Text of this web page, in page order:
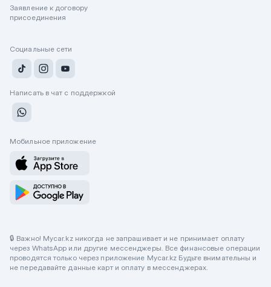
Заявление к договору
присоединения
Социальные сети
Написать в чат с поддержкой
Мобильное приложение
🔒 Важно! Mycar.kz никогда не запрашивает и не принимает оплату
через WhatsApp или другие мессенджеры. Все финансовые операции
проводятся только через приложение Mycar.kz Будьте внимательны и
не передавайте данные карт и оплату в мессенджерах.